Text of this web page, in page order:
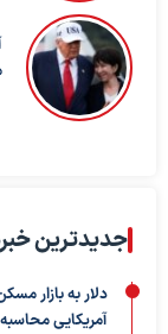
جدیدترین
دلار به بازار
آمریکایی